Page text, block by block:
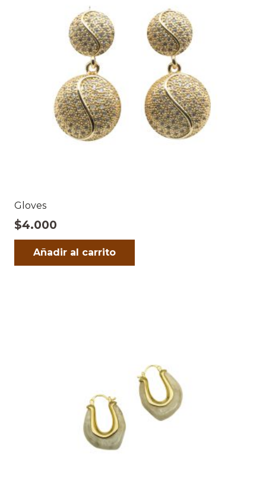
Gloves
$4.000
Añadir al carrito